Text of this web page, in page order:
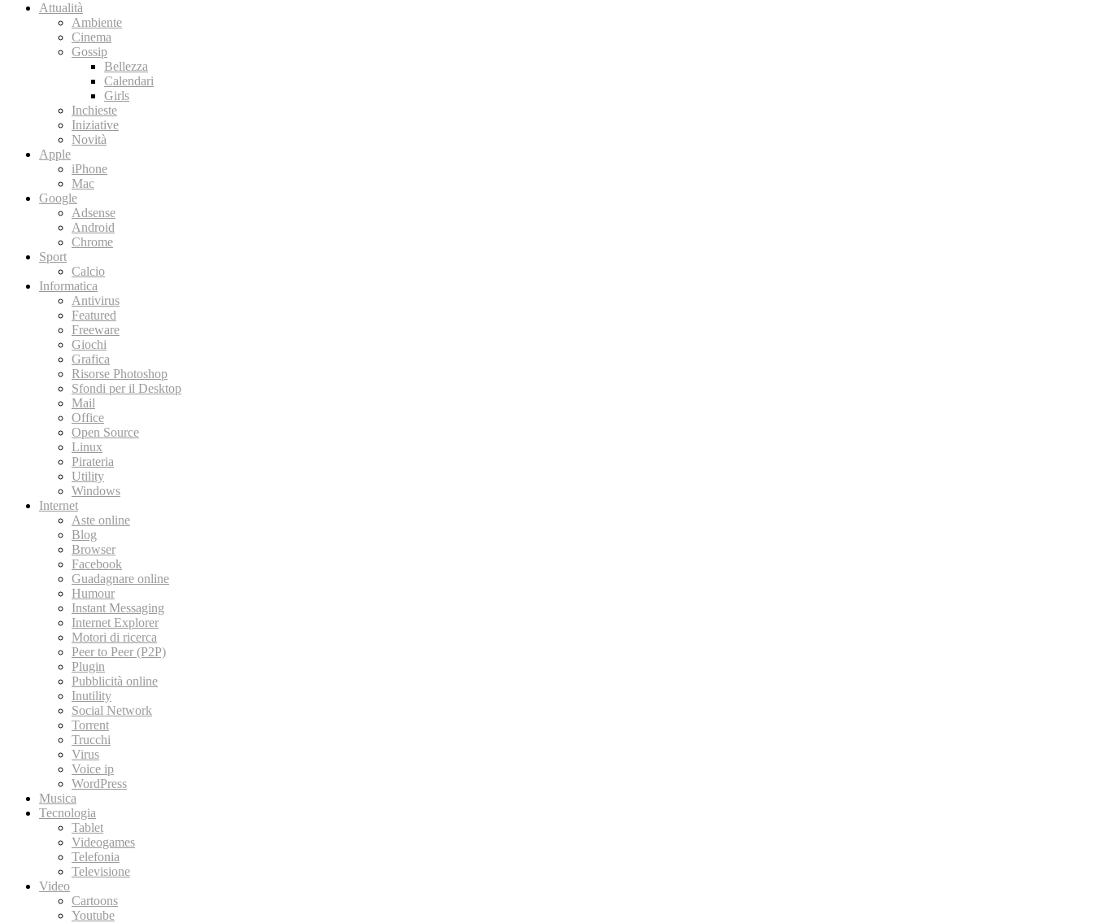
Attualità
Ambiente
Cinema
Gossip
Bellezza
Calendari
Girls
Inchieste
Iniziative
Novità
Apple
iPhone
Mac
Google
Adsense
Android
Chrome
Sport
Calcio
Informatica
Antivirus
Featured
Freeware
Giochi
Grafica
Risorse Photoshop
Sfondi per il Desktop
Mail
Office
Open Source
Linux
Pirateria
Utility
Windows
Internet
Aste online
Blog
Browser
Facebook
Guadagnare online
Humour
Instant Messaging
Internet Explorer
Motori di ricerca
Peer to Peer (P2P)
Plugin
Pubblicità online
Inutility
Social Network
Torrent
Trucchi
Virus
Voice ip
WordPress
Musica
Tecnologia
Tablet
Videogames
Telefonia
Televisione
Video
Cartoons
Youtube